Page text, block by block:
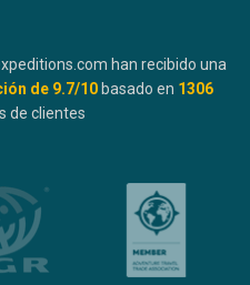
han recibido una
de 9.7/10 basado en 1306
de clientes